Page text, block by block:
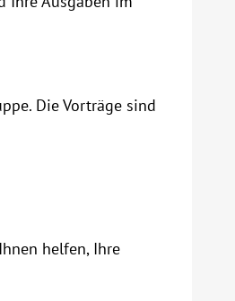
Die Vorträge sind
helfen, Ihre